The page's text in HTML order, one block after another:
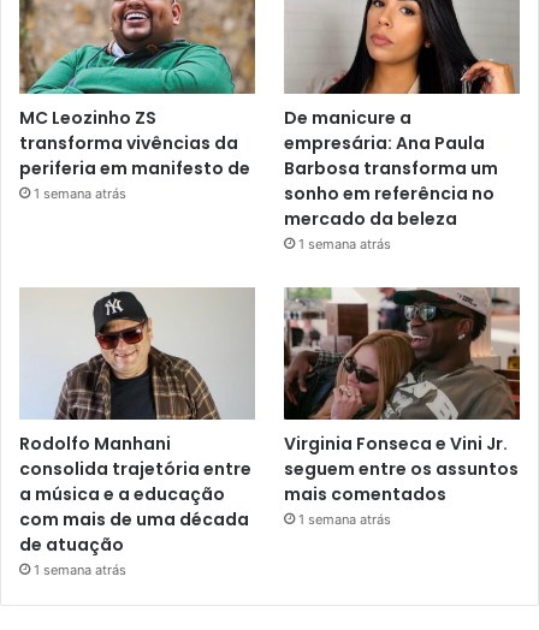
MC Leozinho ZS
transforma vivências da
periferia em manifesto de
1 semana atrás
De manicure a
empresária: Ana Paula
Barbosa transforma um
sonho em referência no
mercado da beleza
1 semana atrás
Rodolfo Manhani
consolida trajetória entre
a música e a educação
com mais de uma década
de atuação
1 semana atrás
Virginia Fonseca e Vini Jr.
seguem entre os assuntos
mais comentados
1 semana atrás